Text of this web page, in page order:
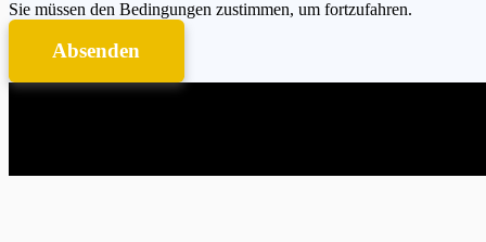
Sie müssen den Bedingungen zustimmen, um fortzufahren.
Absenden
Uhr – 18:00